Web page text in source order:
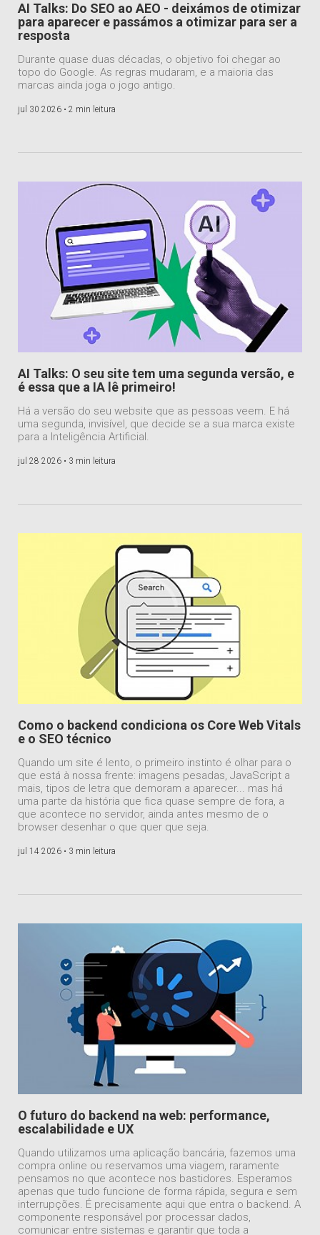
AI Talks: Do SEO ao AEO - deixámos de otimizar
para aparecer e passámos a otimizar para ser a
resposta
Durante quase duas décadas, o objetivo foi chegar ao
topo do Google. As regras mudaram, e a maioria das
marcas ainda joga o jogo antigo.
jul 30 2026 • 2 min leitura
AI Talks: O seu site tem uma segunda versão, e
é essa que a IA lê primeiro!
Há a versão do seu website que as pessoas veem. E há
uma segunda, invisível, que decide se a sua marca existe
para a Inteligência Artificial.
jul 28 2026 • 3 min leitura
Como o backend condiciona os Core Web Vitals
e o SEO técnico
Quando um site é lento, o primeiro instinto é olhar para o
que está à nossa frente: imagens pesadas, JavaScript a
mais, tipos de letra que demoram a aparecer... mas há
uma parte da história que fica quase sempre de fora, a
que acontece no servidor, ainda antes mesmo de o
browser desenhar o que quer que seja.
jul 14 2026 • 3 min leitura
O futuro do backend na web: performance,
escalabilidade e UX
Quando utilizamos uma aplicação bancária, fazemos uma
compra online ou reservamos uma viagem, raramente
pensamos no que acontece nos bastidores. Esperamos
apenas que tudo funcione de forma rápida, segura e sem
interrupções. É precisamente aqui que entra o backend. A
componente responsável por processar dados,
comunicar entre sistemas e garantir que toda a